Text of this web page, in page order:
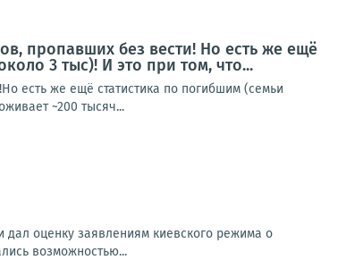
пропавших без вести! Но есть же ещё
3 тыс)! И это при том, что...
есть же ещё статистика по погибшим (семьи
~200 тысяч...
оценку заявлениям киевского режима о
возможностью...